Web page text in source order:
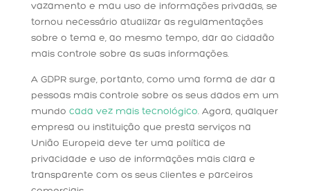
vazamento e mau uso de informações privadas, se
tornou necessário atualizar as regulamentações
sobre o tema e, ao mesmo tempo, dar ao cidadão
mais controle sobre as suas informações.
A GDPR surge, portanto, como uma forma de dar a
pessoas mais controle sobre os seus dados em um
mundo cada vez mais tecnológico. Agora, qualquer
empresa ou instituição que presta serviços na
União Europeia deve ter uma política de
privacidade e uso de informações mais clara e
transparente com os seus clientes e parceiros